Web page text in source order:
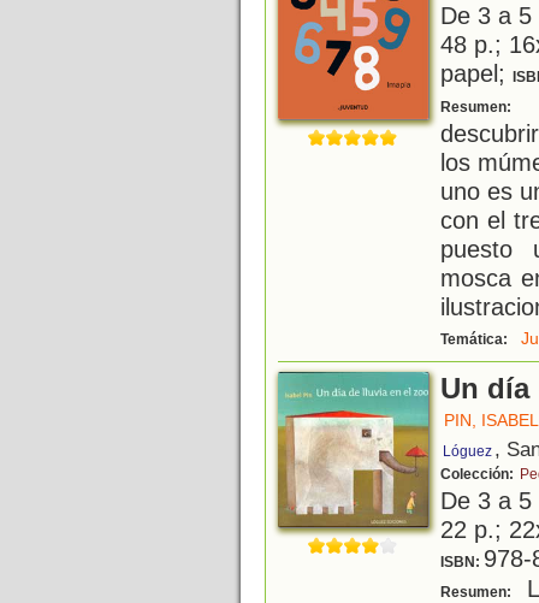
De 3 a
48 p.;
papel;
Resumen:
los
uno es
con el
puesto
mosca
Temática:
Un día
PIN, ISABEL
Lóguez ,
Colección:
De 3 a
22 p.;
ISBN: 978-
Resumen: